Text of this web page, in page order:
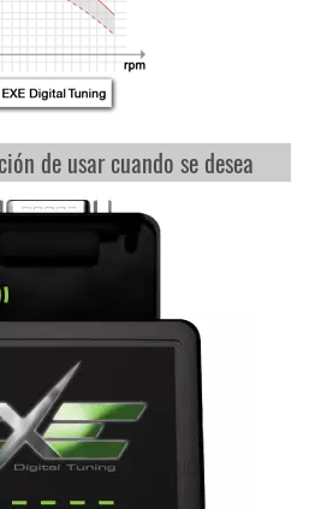
de usar cuando se desea